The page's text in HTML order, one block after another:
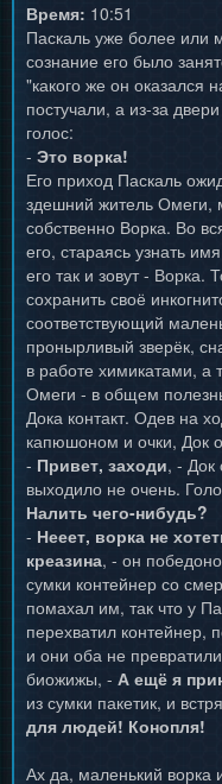
Время: 10:51
Паскаль уже более или
сознание его было
"какого же он оказался
постучали, а из-за
голос:
- Это ворка!
Его приход Паскаль
здешний житель Омеги,
собственно Ворка. Во
его, стараясь узнать
его так и зовут -
сохранить своё
соответствующий
пронырливый зверёк,
в работе химикатами, а
Омеги - в общем
Дока контакт. Одев на
капюшоном и очки, Док
- Привет, заходи, - Док
выходило не очень.
Налить чего-нибудь?
- Нееет, ворка не
креазина, - он
сумки контейнер со
помахал им, так что у
перехватил контейнер,
и они оба не
биожижы, - А ещё я
из сумки пакетик, и
для людей! Конопля!
Ах да, маленький ворка